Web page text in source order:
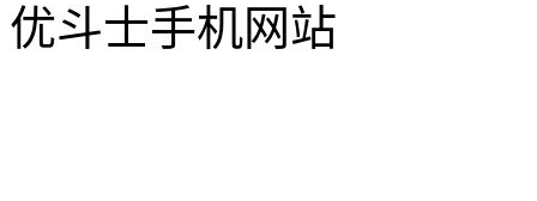
优斗士手机网站